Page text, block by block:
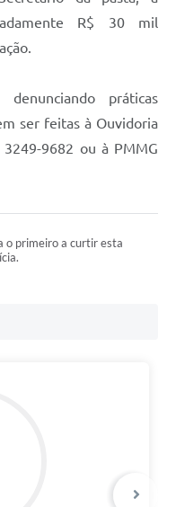
R$ 30 mil
práticas
ser feitas à Ouvidoria
9682 ou à PMMG
o primeiro a curtir esta